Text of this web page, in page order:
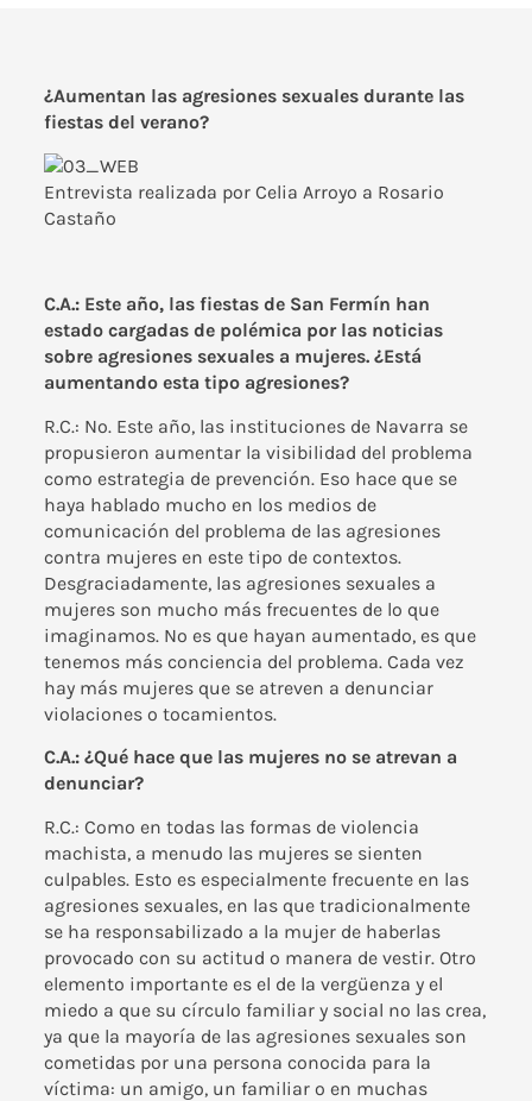
¿Aumentan las agresiones sexuales durante las
fiestas del verano?
Entrevista realizada por Celia Arroyo a Rosario
Castaño
C.A.: Este año, las fiestas de San Fermín han
estado cargadas de polémica por las noticias
sobre agresiones sexuales a mujeres. ¿Está
aumentando esta tipo agresiones?
R.C.: No. Este año, las instituciones de Navarra se
propusieron aumentar la visibilidad del problema
como estrategia de prevención. Eso hace que se
haya hablado mucho en los medios de
comunicación del problema de las agresiones
contra mujeres en este tipo de contextos.
Desgraciadamente, las agresiones sexuales a
mujeres son mucho más frecuentes de lo que
imaginamos. No es que hayan aumentado, es que
tenemos más conciencia del problema. Cada vez
hay más mujeres que se atreven a denunciar
violaciones o tocamientos.
C.A.: ¿Qué hace que las mujeres no se atrevan a
denunciar?
R.C.: Como en todas las formas de violencia
machista, a menudo las mujeres se sienten
culpables. Esto es especialmente frecuente en las
agresiones sexuales, en las que tradicionalmente
se ha responsabilizado a la mujer de haberlas
provocado con su actitud o manera de vestir. Otro
elemento importante es el de la vergüenza y el
miedo a que su círculo familiar y social no las crea,
ya que la mayoría de las agresiones sexuales son
cometidas por una persona conocida para la
víctima: un amigo, un familiar o en muchas